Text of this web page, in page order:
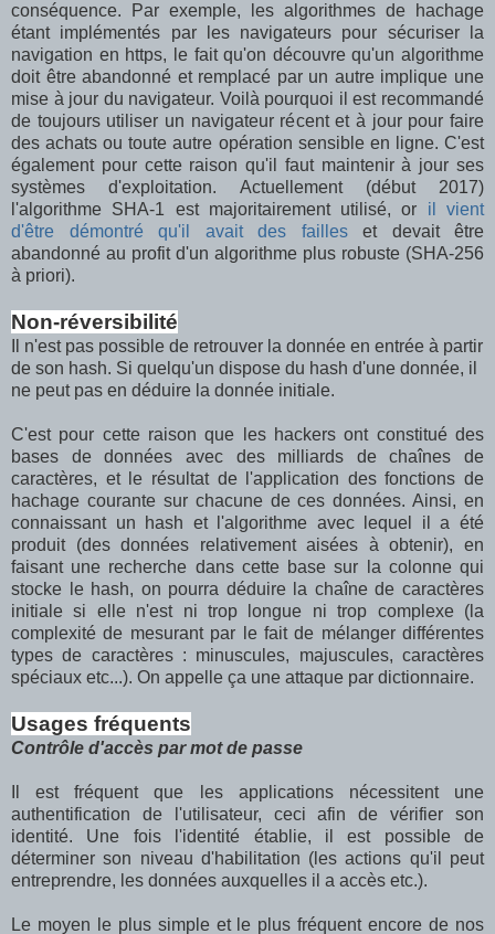
conséquence. Par exemple, les algorithmes de hachage
étant implémentés par les navigateurs pour sécuriser la
navigation en https, le fait qu'on découvre qu'un algorithme
doit être abandonné et remplacé par un autre implique une
mise à jour du navigateur. Voilà pourquoi il est recommandé
de toujours utiliser un navigateur récent et à jour pour faire
des achats ou toute autre opération sensible en ligne. C'est
également pour cette raison qu'il faut maintenir à jour ses
systèmes d'exploitation. Actuellement (début 2017)
l'algorithme SHA-1 est majoritairement utilisé, or il vient
d'être démontré qu'il avait des failleset devait être
abandonné au profit d'un algorithme plus robuste (SHA-256
à priori).
Non-réversibilité
Il n'est pas possible de retrouver la donnée en entrée à partir
de son hash. Si quelqu'un dispose du hash d'une donnée, il
ne peut pas en déduire la donnée initiale.
C'est pour cette raison que les hackers ont constitué des
bases de données avec des milliards de chaînes de
caractères, et le résultat de l'application des fonctions de
hachage courante sur chacune de ces données. Ainsi, en
connaissant un hash et l'algorithme avec lequel il a été
produit (des données relativement aisées à obtenir), en
faisant une recherche dans cette base sur la colonne qui
stocke le hash, on pourra déduire la chaîne de caractères
initiale si elle n'est ni trop longue ni trop complexe (la
complexité de mesurant par le fait de mélanger différentes
types de caractères : minuscules, majuscules, caractères
spéciaux etc...). On appelle ça une attaque par dictionnaire.
Usages fréquents
Contrôle d'accès par mot de passe
Il est fréquent que les applications nécessitent une
authentification de l'utilisateur, ceci afin de vérifier son
identité. Une fois l'identité établie, il est possible de
déterminer son niveau d'habilitation (les actions qu'il peut
entreprendre, les données auxquelles il a accès etc.).
Le moyen le plus simple et le plus fréquent encore de nos